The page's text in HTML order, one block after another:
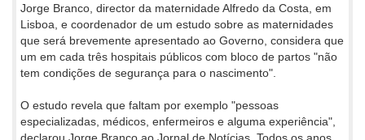
Jorge Branco, director da maternidade Alfredo da Costa, em
Lisboa, e coordenador de um estudo sobre as maternidades
que será brevemente apresentado ao Governo, considera que
um em cada três hospitais públicos com bloco de partos "não
tem condições de segurança para o nascimento".
O estudo revela que faltam por exemplo "pessoas
especializadas, médicos, enfermeiros e alguma experiência",
declarou Jorge Branco ao Jornal de Notícias. Todos os anos